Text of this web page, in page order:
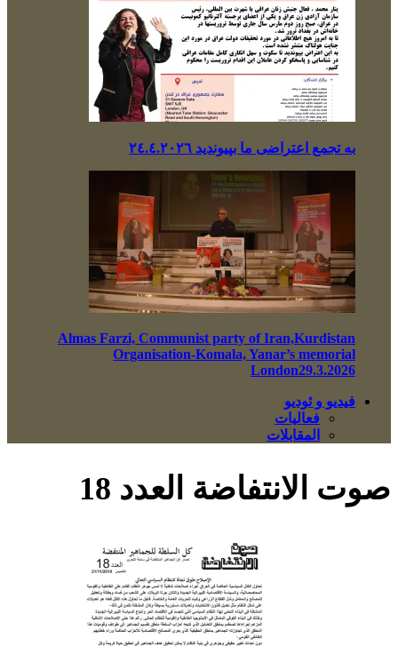
بە تجمع اعتراضی ما بپیوندید ٢٤.٤.٢٠٢٦
Almas Farzi, Communist party of Iran,Kurdistan
Organisation-Komala, Yanar’s memorial
London29.3.2026
فيديو و ئوديو
فعاليات
المقابلات
صوت الانتفاضة العدد 18